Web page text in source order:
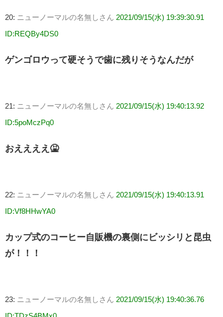
20: ニューノーマルの名無しさん 2021/09/15(水) 19:39:30.91
ID:REQBy4DS0
ゲンゴロウって硬そうで歯に残りそうなんだが
21: ニューノーマルの名無しさん 2021/09/15(水) 19:40:13.92
ID:5poMczPq0
おええええ🤮
22: ニューノーマルの名無しさん 2021/09/15(水) 19:40:13.91
ID:Vf8HHwYA0
カップ式のコーヒー自販機の裏側にビッシリと昆虫
が！！！
23: ニューノーマルの名無しさん 2021/09/15(水) 19:40:36.76